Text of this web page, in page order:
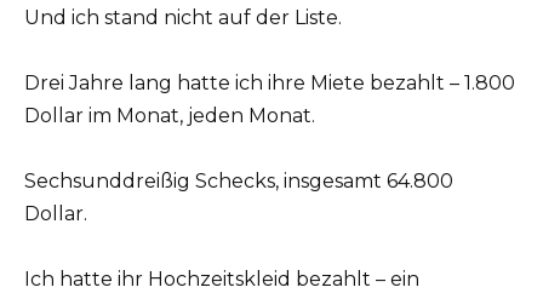
Und ich stand nicht auf der Liste.
Drei Jahre lang hatte ich ihre Miete bezahlt – 1.800
Dollar im Monat, jeden Monat.
Sechsunddreißig Schecks, insgesamt 64.800
Dollar.
Ich hatte ihr Hochzeitskleid bezahlt – ein